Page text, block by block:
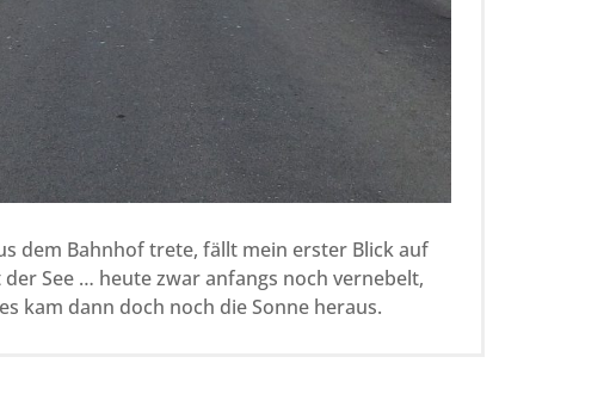
dem Bahnhof trete, fällt mein erster Blick auf
See … heute zwar anfangs noch vernebelt,
kam dann doch noch die Sonne heraus.